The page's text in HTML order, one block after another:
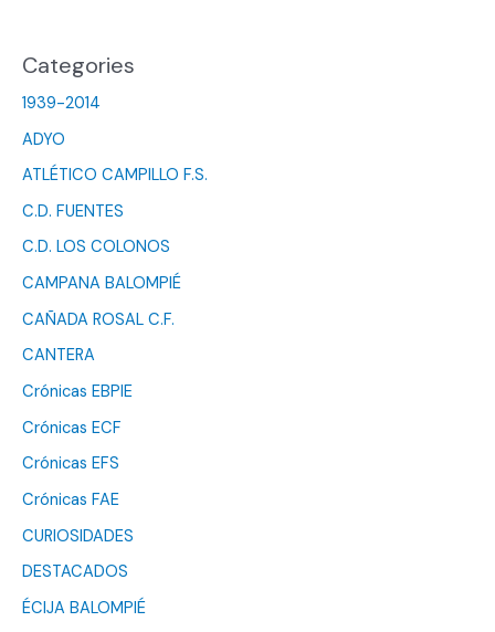
Categories
1939-2014
ADYO
ATLÉTICO CAMPILLO F.S.
C.D. FUENTES
C.D. LOS COLONOS
CAMPANA BALOMPIÉ
CAÑADA ROSAL C.F.
CANTERA
Crónicas EBPIE
Crónicas ECF
Crónicas EFS
Crónicas FAE
CURIOSIDADES
DESTACADOS
ÉCIJA BALOMPIÉ